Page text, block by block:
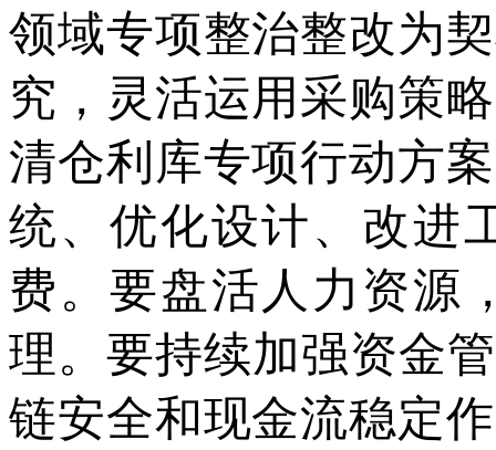
领域专项整治整改为
究，灵活运用采购策
清仓利库专项行动方
统、优化设计、改进
费。要盘活人力资源
理。要持续加强资金
链安全和现金流稳定